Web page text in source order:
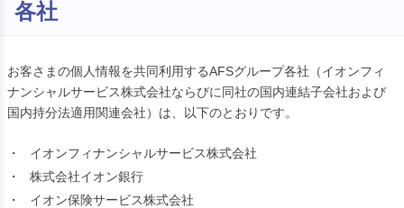
各社
お客さまの個人情報を共同利用するAFSグループ各社（イオンフィ
ナンシャルサービス株式会社ならびに同社の国内連結子会社および
国内持分法適用関連会社）は、以下のとおりです。
・
イオンフィナンシャルサービス株式会社
・
株式会社イオン銀行
・
イオン保険サービス株式会社